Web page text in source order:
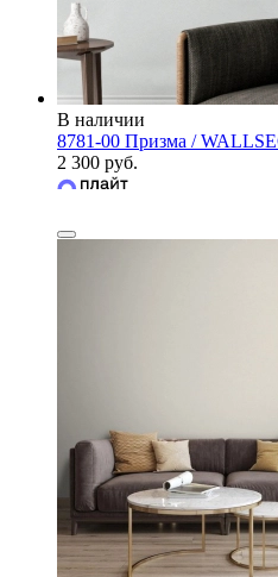
В наличии
8781-00 Призма /
2 300 руб.